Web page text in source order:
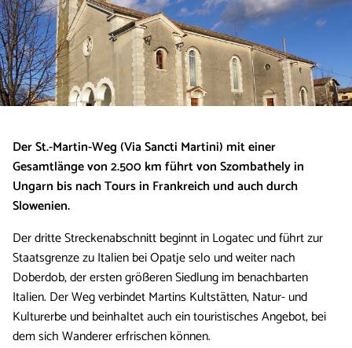
Der St.-Martin-Weg (Via Sancti Martini) mit einer
Gesamtlänge von 2.500 km führt von Szombathely in
Ungarn bis nach Tours in Frankreich und auch durch
Slowenien.
Der dritte Streckenabschnitt beginnt in Logatec und führt zur
Staatsgrenze zu Italien bei Opatje selo und weiter nach
Doberdob, der ersten größeren Siedlung im benachbarten
Italien. Der Weg verbindet Martins Kultstätten, Natur- und
Kulturerbe und beinhaltet auch ein touristisches Angebot, bei
dem sich Wanderer erfrischen können.